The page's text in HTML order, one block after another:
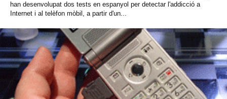
han desenvolupat dos tests en espanyol per detectar l'addicció a
Internet i al telèfon mòbil, a partir d'un...